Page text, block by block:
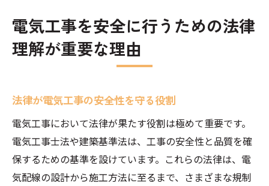
法令遵守で得られる社会的信頼
電気工事士法を知って安全施工を確保しよう
電気工事士法が定める資格要件
不適切な施工を防ぐ電気工事士法の役割
電気工事士法違反の事例とその影響
電気工事士法を守るための具体的な対策
電気工事を安全に行うための法律
理解が重要な理由
法律が電気工事の安全性を守る役割
電気工事において法律が果たす役割は極めて重要です。
電気工事士法や建築基準法は、工事の安全性と品質を確
保するための基準を設けています。これらの法律は、電
気配線の設計から施工方法に至るまで、さまざまな規制